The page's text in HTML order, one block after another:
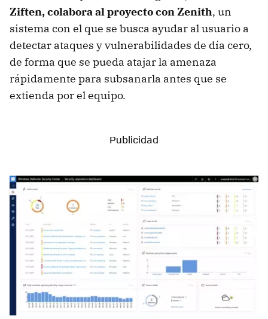
Ziften, colabora al proyecto con Zenith, un
sistema con el que se busca ayudar al usuario a
detectar ataques y vulnerabilidades de día cero,
de forma que se pueda atajar la amenaza
rápidamente para subsanarla antes que se
extienda por el equipo.